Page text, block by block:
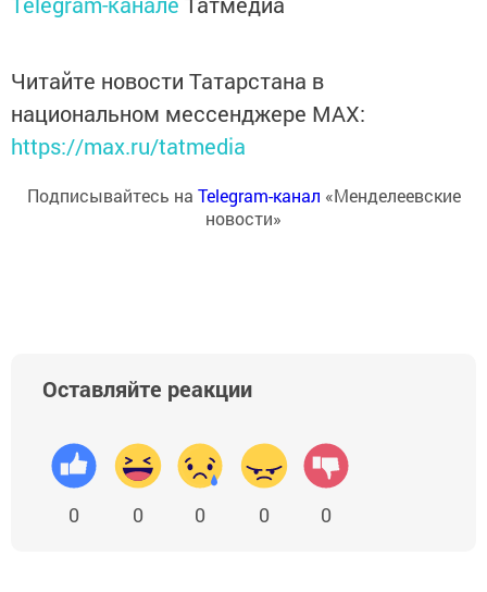
Читайте новости Татарстана в
национальном мессенджере MАХ:
https://max.ru/tatmedia
Подписывайтесь на Telegram-канал «Менделеевские
новости»
Оставляйте реакции
0 0 0 0 0